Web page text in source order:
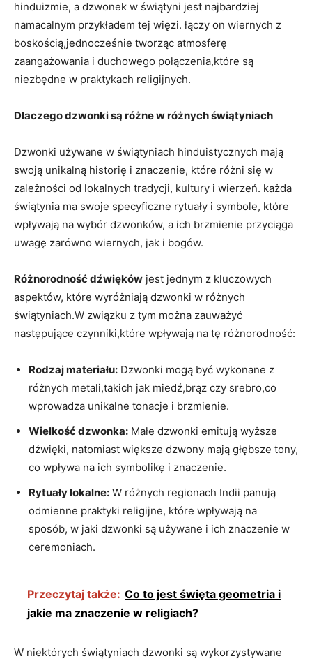
hinduizmie, a⁢ dzwonek w⁢ świątyni‌ jest najbardziej
namacalnym przykładem tej więzi. łączy on wiernych z
boskością,jednocześnie ⁢tworząc​ atmosferę ​
zaangażowania i duchowego połączenia,które są
niezbędne w praktykach religijnych.
Dlaczego dzwonki są różne w różnych świątyniach
Dzwonki używane w świątyniach hinduistycznych ⁣mają
swoją unikalną historię i znaczenie,⁢ które różni się w
zależności od lokalnych tradycji, kultury i wierzeń. każda
świątynia⁤ ma swoje specyficzne rytuały i symbole, które
wpływają na wybór dzwonków, a ich ‍brzmienie przyciąga
uwagę zarówno wiernych, jak i bogów.
Różnorodność dźwięków jest jednym z kluczowych
aspektów, które wyróżniają dzwonki w różnych
świątyniach.W związku z tym ⁤można⁣ zauważyć
następujące czynniki,które wpływają na tę różnorodność:
Rodzaj materiału: Dzwonki mogą być wykonane z
różnych metali,takich jak miedź,brąz czy srebro,co
wprowadza unikalne tonacje i brzmienie.
Wielkość dzwonka: Małe ⁣dzwonki emitują wyższe
dźwięki, natomiast większe dzwony​ mają głębsze tony,
co wpływa na ich symbolikę i ‍znaczenie.
Rytuały lokalne: W różnych regionach Indii panują
odmienne praktyki​ religijne, które wpływają na⁣
sposób, w jaki dzwonki są używane i ich znaczenie w
ceremoniach.
Przeczytaj także: Co to jest święta geometria i
jakie ma znaczenie w religiach?
W ⁣niektórych świątyniach dzwonki są wykorzystywane